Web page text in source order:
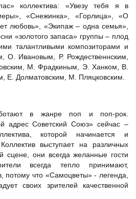
коллектива: «Увезу тебя я в
«Снежинка», «Горлица», «О
любовь», «Экипаж – одна семья»,
«золотого запаса» группы – плод
талантливыми композиторами и
О. Ивановым, Р. Рождественнским,
М. Фрадкиным, Э. Ханком, В.
Долматовским, М. Пляцковским.
в жанре поп и поп-рок.
адрес Советский Союз» сейчас –
которой начинается и
выступает на различных
сцене, они всегда желанные гости
всегда тепло принимают,
потому что «Самоцветы» - легенда,
своих зрителей качественной